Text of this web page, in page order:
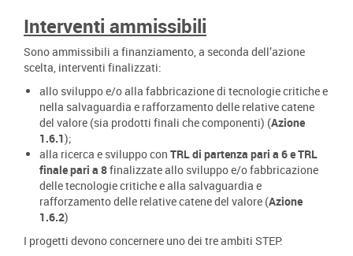
Interventi ammissibili
Sono ammissibili a finanziamento, a seconda dell’azione
scelta, interventi finalizzati:
allo sviluppo e/o alla fabbricazione di tecnologie critiche e
nella salvaguardia e rafforzamento delle relative catene
del valore (sia prodotti finali che componenti) (Azione
1.6.1);
alla ricerca e sviluppo con TRL di partenza pari a 6 e TRL
finale pari a 8finalizzate allo sviluppo e/o fabbricazione
delle tecnologie critiche e alla salvaguardia e
rafforzamento delle relative catene del valore (Azione
1.6.2)
I progetti devono concernere uno dei tre ambiti STEP: